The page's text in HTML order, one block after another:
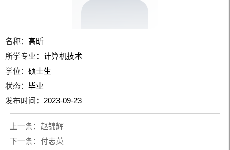
名称：高昕
所学专业：计算机技术
学位：硕士生
状态：毕业
发布时间： 2023-09-23
上一条： 赵锦辉
下一条： 付志英